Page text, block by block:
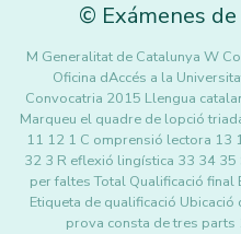
© Exámenes
M Generalitat de Catalunya W
Oficina dAccés a la
Convocatria 2015 Llengua
Marqueu el quadre de lopció
11 12 1 C omprensió lectora 13
32 3 R eflexió lingística 33 34
per faltes Total Qualificació
Etiqueta de qualificació
prova consta de tres